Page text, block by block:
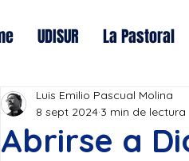
UDISUR La Pastoral
Abrirse a
Luis Emilio Pascual Molina
8 sept 2024 3 min de lectura